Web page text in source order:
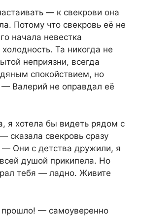
— к свекрови она
Потому что свекровь её не
начала невестка
Та никогда не
неприязни, всегда
спокойствием, но
Валерий не оправдал её
я хотела бы видеть рядом с
сказала свекровь сразу
— Они с детства дружили, я
душой прикипела. Но
тебя — ладно. Живите
— самоуверенно